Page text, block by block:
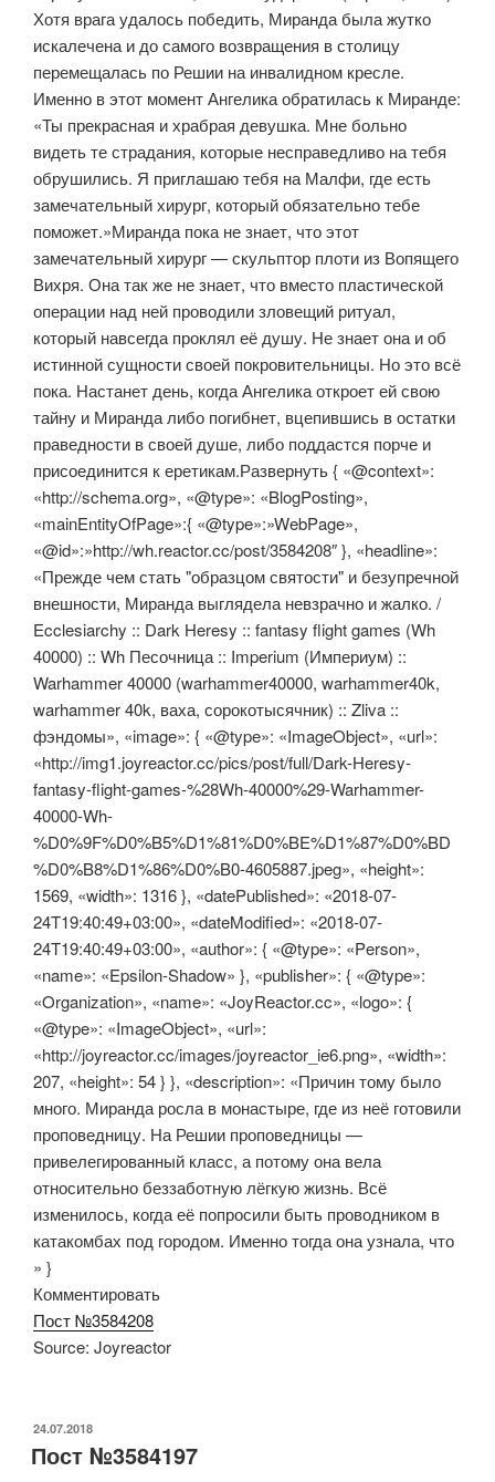
Хотя врага удалось победить, Миранда была жутко
искалечена и до самого возвращения в столицу
перемещалась по Решии на инвалидном кресле.
Именно в этот момент Ангелика обратилась к Миранде:
«Ты прекрасная и храбрая девушка. Мне больно
видеть те страдания, которые несправедливо на тебя
обрушились. Я приглашаю тебя на Малфи, где есть
замечательный хирург, который обязательно тебе
поможет.»Миранда пока не знает, что этот
замечательный хирург — скульптор плоти из Вопящего
Вихря. Она так же не знает, что вместо пластической
операции над ней проводили зловещий ритуал,
который навсегда проклял её душу. Не знает она и об
истинной сущности своей покровительницы. Но это всё
пока. Настанет день, когда Ангелика откроет ей свою
тайну и Миранда либо погибнет, вцепившись в остатки
праведности в своей душе, либо поддастся порче и
присоединится к еретикам.Развернуть { «@context»:
«http://schema.org», «@type»: «BlogPosting»,
«mainEntityOfPage»:{ «@type»:»WebPage»,
«@id»:»http://wh.reactor.cc/post/3584208″ }, «headline»:
«Прежде чем стать "образцом святости" и безупречной
внешности, Миранда выглядела невзрачно и жалко. /
Ecclesiarchy :: Dark Heresy :: fantasy flight games (Wh
40000) :: Wh Песочница :: Imperium (Империум) ::
Warhammer 40000 (warhammer40000, warhammer40k,
warhammer 40k, ваха, сорокотысячник) :: Zliva ::
фэндомы», «image»: { «@type»: «ImageObject», «url»:
«http://img1.joyreactor.cc/pics/post/full/Dark-Heresy-
fantasy-flight-games-%28Wh-40000%29-Warhammer-
40000-Wh-
%D0%9F%D0%B5%D1%81%D0%BE%D1%87%D0%BD
%D0%B8%D1%86%D0%B0-4605887.jpeg», «height»:
1569, «width»: 1316 }, «datePublished»: «2018-07-
24T19:40:49+03:00», «dateModified»: «2018-07-
24T19:40:49+03:00», «author»: { «@type»: «Person»,
«name»: «Epsilon-Shadow» }, «publisher»: { «@type»:
«Organization», «name»: «JoyReactor.cc», «logo»: {
«@type»: «ImageObject», «url»:
«http://joyreactor.cc/images/joyreactor_ie6.png», «width»:
207, «height»: 54 } }, «description»: «Причин тому было
много. Миранда росла в монастыре, где из неё готовили
проповедницу. На Решии проповедницы —
привелегированный класс, а потому она вела
относительно беззаботную лёгкую жизнь. Всё
изменилось, когда её попросили быть проводником в
катакомбах под городом. Именно тогда она узнала, что
» }
Комментировать
Пост №3584208
Source: Joyreactor
ОПУБЛИКОВАНО
24.07.2018
Пост №3584197